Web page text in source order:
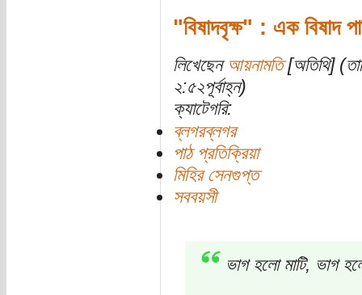
"বিষাদবৃক্ষ" : এক বিষাদ
লিখেছেন আয়নামতি[অতিথি]
২:৫২পূর্বাহ্ন)
ক্যাটেগরি:
ব্লগরব্লগর
পাঠ প্রতিক্রিয়া
মিহির সেনগুপ্ত
সববয়সী
ভাগ হলো মাটি, ভাগ